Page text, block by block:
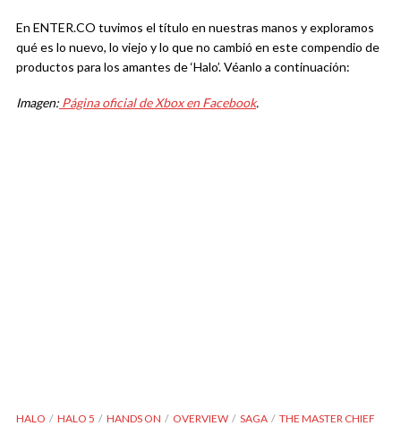
En ENTER.CO tuvimos el título en nuestras manos y exploramos
qué es lo nuevo, lo viejo y lo que no cambió en este compendio de
productos para los amantes de ‘Halo’. Véanlo a continuación:
Imagen: Página oficial de Xbox en Facebook.
HALO HALO 5 HANDS ON OVERVIEW SAGA
THE MASTER CHIEF